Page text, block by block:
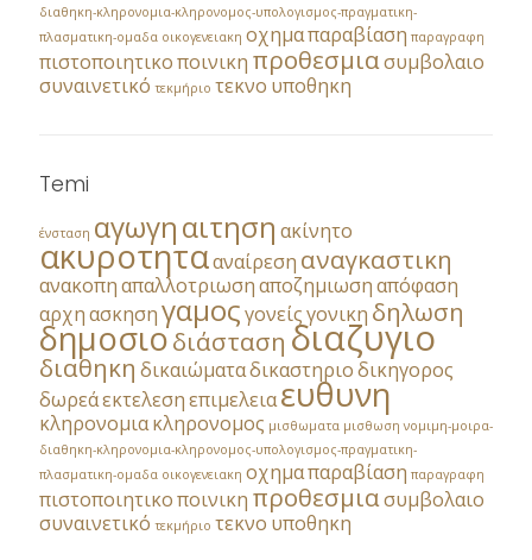
διαθηκη-κληρονομια-κληρονομος-υπολογισμος-πραγματικη-
πλασματικη-ομαδα οικογενειακη οχημαπαραβίαση παραγραφη
πιστοποιητικοποινικη προθεσμιασυμβολαιο
συναινετικό τεκμήριο τεκνο υποθηκη
Temi
ένσταση αγωγηαιτηση ακίνητο
ακυροτητααναίρεση αναγκαστικη
ανακοπηαπαλλοτριωσηαποζημιωσηαπόφαση
αρχηασκησηγαμοςγονείςγονικη δηλωση
δημοσιοδιάσταση διαζυγιο
διαθηκη δικαιώματαδικαστηριοδικηγορος
δωρεάεκτελεσηεπιμελειαευθυνη
κληρονομιακληρονομος μισθωματα μισθωση νομιμη-μοιρα-
διαθηκη-κληρονομια-κληρονομος-υπολογισμος-πραγματικη-
πλασματικη-ομαδα οικογενειακη οχημαπαραβίαση παραγραφη
πιστοποιητικοποινικη προθεσμιασυμβολαιο
συναινετικό τεκμήριο τεκνο υποθηκη